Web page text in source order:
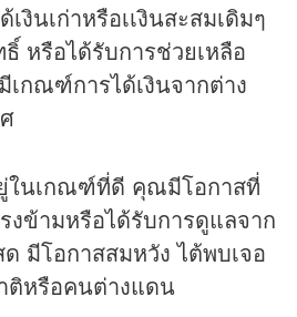
เงินเก่าหรือเเงินสะสมเดิมๆ
หรือได้รับการช่วยเหลือ
กณฑ์การได้เงินจากต่าง
ในเกณฑ์ที่ดี คุณมีโอกาสที่
งข้ามหรือได้รับการดูแลจาก
มีโอกาสสมหวัง ไต้พบเจอ
ติหรือคนต่างแดน